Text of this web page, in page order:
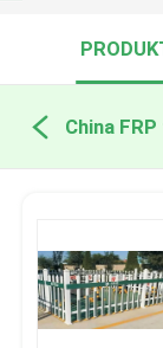
China